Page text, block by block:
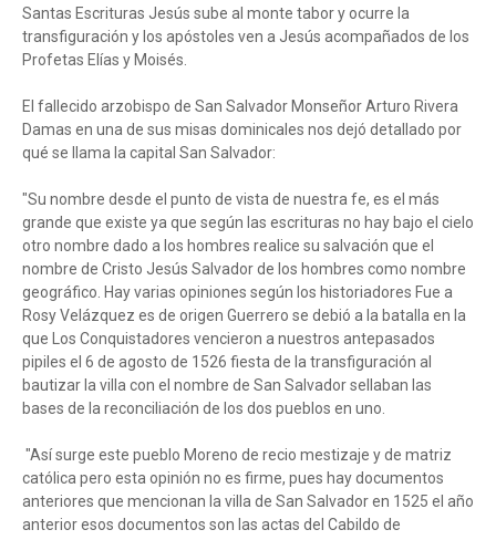
Santas Escrituras Jesús sube al monte tabor y ocurre la
transfiguración y los apóstoles ven a Jesús acompañados de los
Profetas Elías y Moisés.
El fallecido arzobispo de San Salvador Monseñor Arturo Rivera
Damas en una de sus misas dominicales nos dejó detallado por
qué se llama la capital San Salvador:
"Su nombre desde el punto de vista de nuestra fe, es el más
grande que existe ya que según las escrituras no hay bajo el cielo
otro nombre dado a los hombres realice su salvación que el
nombre de Cristo Jesús Salvador de los hombres como nombre
geográfico. Hay varias opiniones según los historiadores Fue a
Rosy Velázquez es de origen Guerrero se debió a la batalla en la
que Los Conquistadores vencieron a nuestros antepasados
pipiles el 6 de agosto de 1526 fiesta de la transfiguración al
bautizar la villa con el nombre de San Salvador sellaban las
bases de la reconciliación de los dos pueblos en uno.
"Así surge este pueblo Moreno de recio mestizaje y de matriz
católica pero esta opinión no es firme, pues hay documentos
anteriores que mencionan la villa de San Salvador en 1525 el año
anterior esos documentos son las actas del Cabildo de